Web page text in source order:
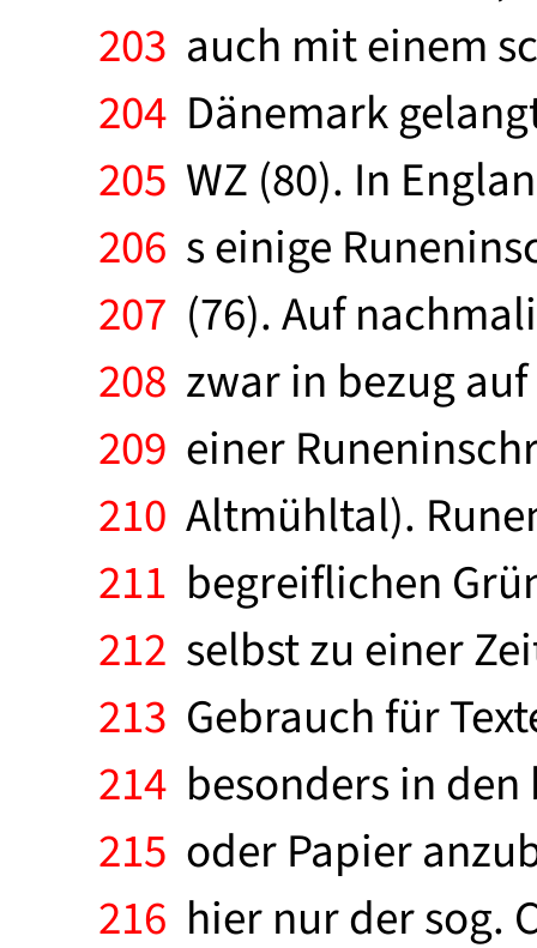
203 auch mit einem
204 Dänemark
205 WZ (80). In
206 s einige
207 (76). Auf
208 zwar in bezug
209 einer
210 Altmühltal).
211 begreiflichen
212 selbst zu einer
213 Gebrauch für
214 besonders in
215 oder Papier
216 hier nur der sog.